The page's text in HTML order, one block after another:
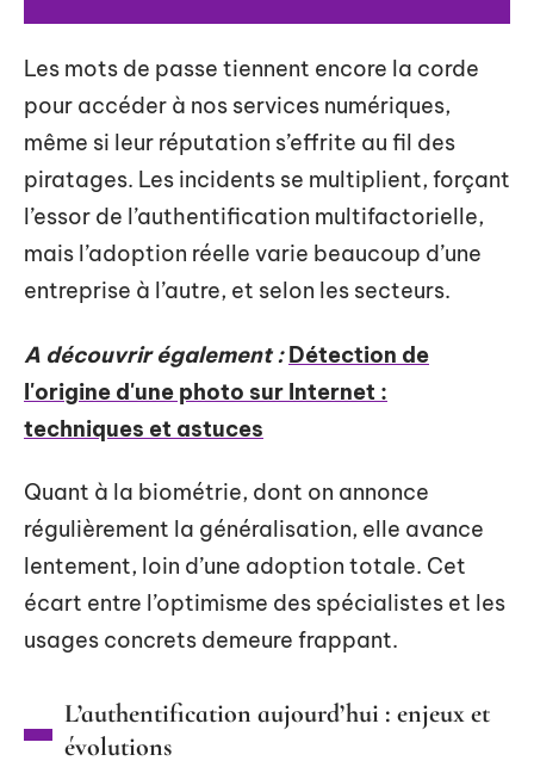
Les mots de passe tiennent encore la corde
pour accéder à nos services numériques,
même si leur réputation s’effrite au fil des
piratages. Les incidents se multiplient, forçant
l’essor de l’authentification multifactorielle,
mais l’adoption réelle varie beaucoup d’une
entreprise à l’autre, et selon les secteurs.
A découvrir également : Détection de
l'origine d'une photo sur Internet :
techniques et astuces
Quant à la biométrie, dont on annonce
régulièrement la généralisation, elle avance
lentement, loin d’une adoption totale. Cet
écart entre l’optimisme des spécialistes et les
usages concrets demeure frappant.
L’authentification aujourd’hui : enjeux et
évolutions